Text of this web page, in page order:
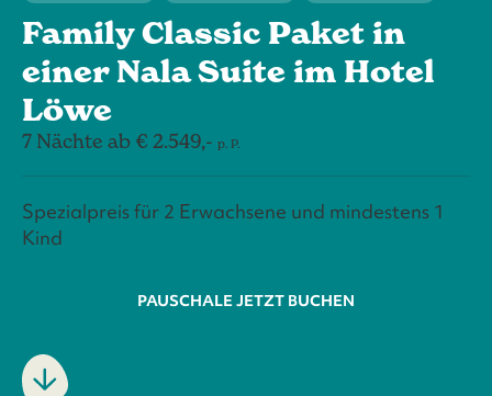
Family Classic Paket in
einer Nala Suite im Hotel
Löwe
7 Nächte ab € 2.549,- p. P.
Spezialpreis für 2 Erwachsene und mindestens 1
Kind
PAUSCHALE JETZT BUCHEN